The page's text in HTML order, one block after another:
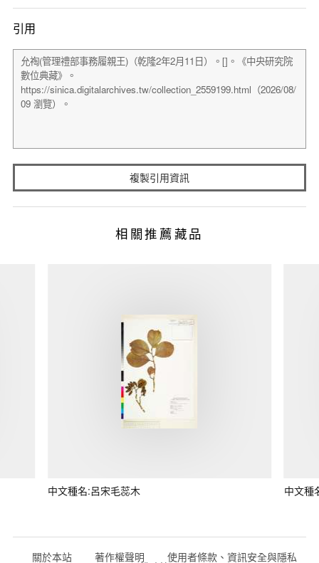
引用
複製引用資訊
相關推薦藏品
中文種名:呂宋毛蕊木 中文種
關於本站 著作權聲明 使用者條款、資訊安全與隱私